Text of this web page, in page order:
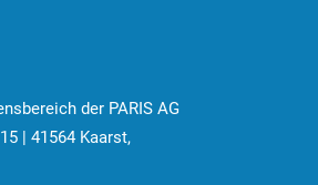
der PARIS AG
| 41564 Kaarst,